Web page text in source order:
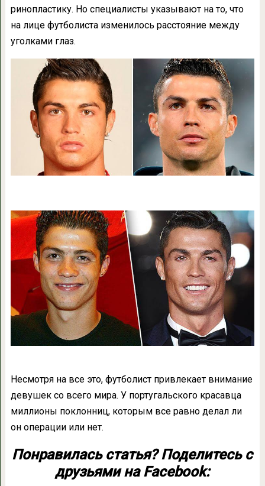
ринопластику. Но специалисты указывают на то, что
на лице футболиста изменилось расстояние между
уголками глаз.
Несмотря на все это, футболист привлекает внимание
девушек со всего мира. У португальского красавца
миллионы поклонниц, которым все равно делал ли
он операции или нет.
Понравилась статья? Поделитесь с
друзьями на Facebook: